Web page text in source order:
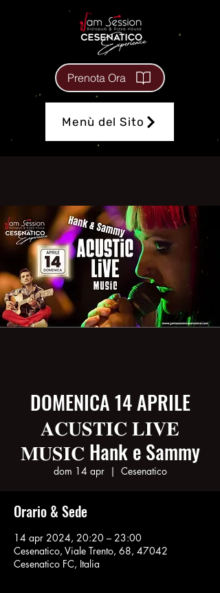
Menù del Sito
Prenota Ora
DOMENICA 14 APRILE
𝐀𝐂𝐔𝐒𝐓𝐈𝐂 𝐋𝐈𝐕𝐄
𝐌𝐔𝐒𝐈𝐂 Hank e Sammy
dom 14 apr
  |
Cesenatico
Orario & Sede
14 apr 2024, 20:20 – 23:00
Cesenatico, Viale Trento, 68, 47042
Cesenatico FC, Italia